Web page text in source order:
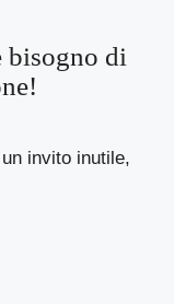
bisogno di
invito inutile,